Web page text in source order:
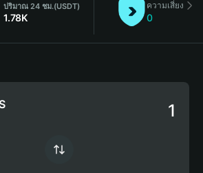
ปริมาณ 24 ชม.(USDT)
1.78K
ความเสี่ยง
0